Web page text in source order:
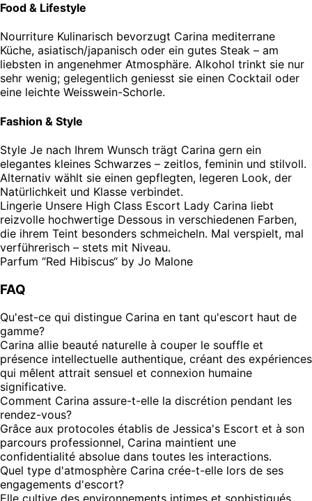
Food & Lifestyle
Nourriture Kulinarisch bevorzugt Carina mediterrane
Küche, asiatisch/japanisch oder ein gutes Steak – am
liebsten in angenehmer Atmosphäre. Alkohol trinkt sie nur
sehr wenig; gelegentlich geniesst sie einen Cocktail oder
eine leichte Weisswein-Schorle.
Fashion & Style
Style Je nach Ihrem Wunsch trägt Carina gern ein
elegantes kleines Schwarzes – zeitlos, feminin und stilvoll.
Alternativ wählt sie einen gepflegten, legeren Look, der
Natürlichkeit und Klasse verbindet.
Lingerie Unsere High Class Escort Lady Carina liebt
reizvolle hochwertige Dessous in verschiedenen Farben,
die ihrem Teint besonders schmeicheln. Mal verspielt, mal
verführerisch – stets mit Niveau.
Parfum “Red Hibiscus“ by Jo Malone
FAQ
Qu'est-ce qui distingue Carina en tant qu'escort haut de
gamme?
Carina allie beauté naturelle à couper le souffle et
présence intellectuelle authentique, créant des expériences
qui mêlent attrait sensuel et connexion humaine
significative.
Comment Carina assure-t-elle la discrétion pendant les
rendez-vous?
Grâce aux protocoles établis de Jessica's Escort et à son
parcours professionnel, Carina maintient une
confidentialité absolue dans toutes les interactions.
Quel type d'atmosphère Carina crée-t-elle lors de ses
engagements d'escort?